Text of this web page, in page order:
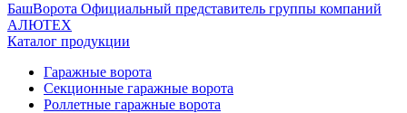
БашВорота Официальный представитель группы компаний
АЛЮТЕХ
Каталог продукции
Гаражные ворота
Секционные гаражные ворота
Роллетные гаражные ворота